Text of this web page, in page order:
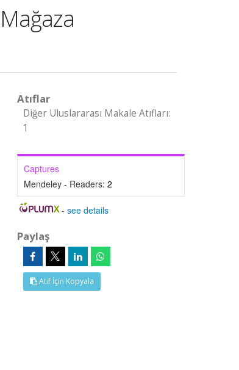
Atıflar
Diğer Uluslararası Makale Atıfları:
1
Captures
Mendeley - Readers: 2
-see details
Paylaş
Atıf İçin Kopyala